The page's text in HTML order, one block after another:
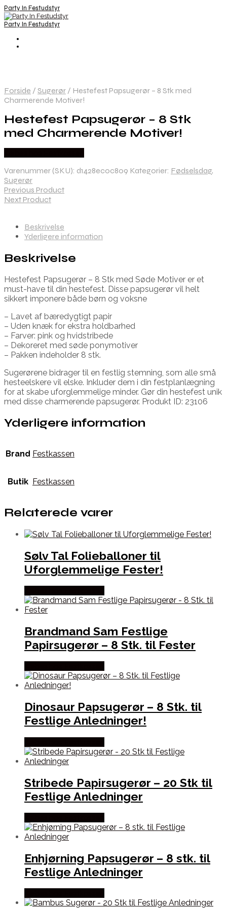
Party In Festudstyr
Party In Festudstyr
Forside / Sugerør / Hestefest Papsugerør – 8 Stk med
Charmerende Motiver!
Hestefest Papsugerør – 8 Stk
med Charmerende Motiver!
Varenummer (SKU): d1428ec0c809 Kategorier: Fødselsdag,
Sugerør
Previous Product
Next Product
Beskrivelse
Yderligere information
Beskrivelse
Hestefest Papsugerør – 8 Stk med Søde Motiver er et
must-have til din hestefest. Disse papsugerør vil helt
sikkert imponere både børn og voksne
– Lavet af bæredygtigt papir
– Uden knæk for ekstra holdbarhed
– Farver: pink og hvidstribede
– Dekoreret med søde ponymotiver
– Pakken indeholder 8 stk.
Sugerørene bidrager til en festlig stemning, som alle små
hesteelskere vil elske. Inkluder dem i din festplanlægning
for at skabe uforglemmelige minder. Gør din hestefest unik
med disse charmerende papsugerør. Produkt ID: 23106
Yderligere information
Brand Festkassen
Butik Festkassen
Relaterede varer
Sølv Tal Folieballoner til
Uforglemmelige Fester!
Brandmand Sam Festlige
Papirsugerør – 8 Stk. til Fester
Dinosaur Papsugerør – 8 Stk. til
Festlige Anledninger!
Stribede Papirsugerør – 20 Stk til
Festlige Anledninger
Enhjørning Papsugerør – 8 stk. til
Festlige Anledninger